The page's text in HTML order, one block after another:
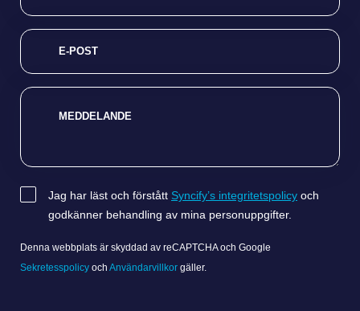
E-POST
MEDDELANDE
SAMTYCKE
Jag har läst och förstått Syncify’s integritetspolicy och
godkänner behandling av mina personuppgifter.
Denna webbplats är skyddad av reCAPTCHA och Google
Sekretesspolicy och Användarvillkor gäller.